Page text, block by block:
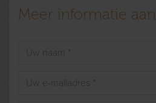
Meer informatie